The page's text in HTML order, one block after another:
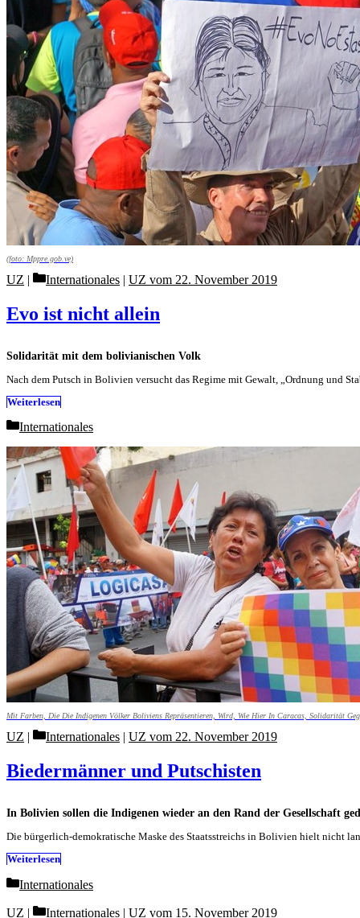
(foto: Mppre.gob.ve)
Solidarität mit dem bolivianischen Volk
Evo ist nicht allein
UZ Categories
Internationales | UZ vom 22. November 2019
Nach dem Putsch in Bolivien versucht das Regime mit Gewalt, „Ordnung und
Weiterlesen
Categories
Internationales
Mit Farben, Die Die Indigenen Völker Boliviens Repräsentieren, Wird, Wie Hier In Caracas, Solidarität
In Bolivien sollen die Indigenen wieder an den Rand der Gesellschaft
Biedermänner und Putschisten
UZ Categories
Internationales | UZ vom 22. November 2019
Die bürgerlich-demokratische Maske des Staatsstreichs in Bolivien hielt nicht
Weiterlesen
Categories
Internationales
UZ Categories
Internationales | UZ vom 15. November 2019